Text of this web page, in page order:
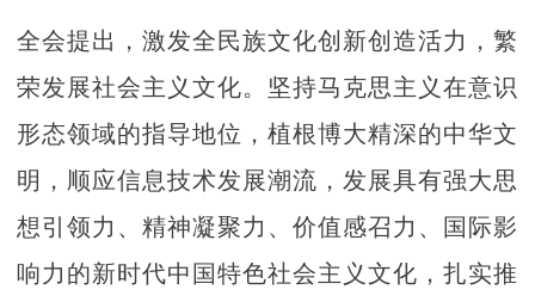
全会提出，激发全民族文化创新创造活力，繁
荣发展社会主义文化。坚持马克思主义在意识
形态领域的指导地位，植根博大精深的中华文
明，顺应信息技术发展潮流，发展具有强大思
想引领力、精神凝聚力、价值感召力、国际影
响力的新时代中国特色社会主义文化，扎实推